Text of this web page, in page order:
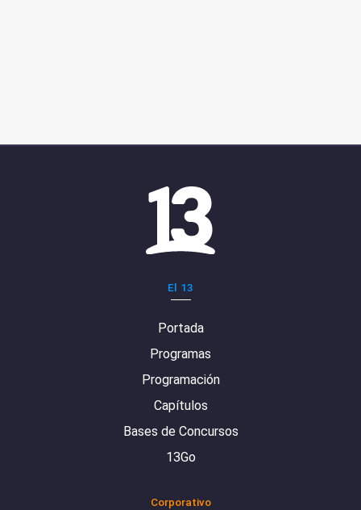
El 13
Portada
Programas
Programación
Capítulos
Bases de Concursos
13Go
Corporativo